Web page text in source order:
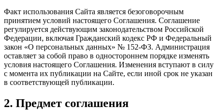
Факт использования Сайта является безоговорочным
принятием условий настоящего Соглашения. Соглашение
регулируется действующим законодательством Российской
Федерации, включая Гражданский кодекс РФ и Федеральный
закон «О персональных данных» № 152-ФЗ. Администрация
оставляет за собой право в одностороннем порядке изменять
условия настоящего Соглашения. Изменения вступают в силу
с момента их публикации на Сайте, если иной срок не указан
в соответствующей публикации.
2. Предмет соглашения